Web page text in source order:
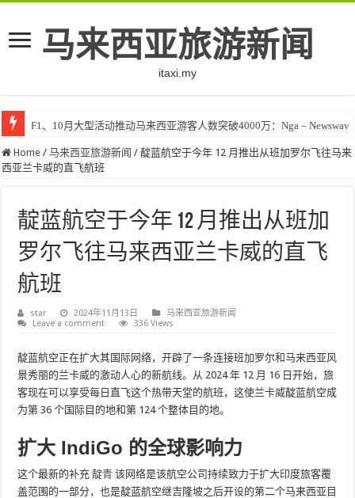
马来西亚旅游新闻
itaxi.my
F1、10月大型活动推动马来西亚游客人数突破4000万：Nga – Newswav
Home / 马来西亚旅游新闻 / 靛蓝航空于今年 12 月推出从班加罗尔飞往马来
西亚兰卡威的直飞航班
靛蓝航空于今年 12 月推出从班加
罗尔飞往马来西亚兰卡威的直飞
航班
star 2024年11月13日
马来西亚旅游新闻
Leave a comment
336 Views
靛蓝航空正在扩大其国际网络，开辟了一条连接班加罗尔和马来西亚风
景秀丽的兰卡威的激动人心的新航线。从 2024 年 12 月 16 日开始，旅
客现在可以享受每日直飞这个热带天堂的航班，这使兰卡威靛蓝航空成
为第 36 个国际目的地和第 124 个整体目的地。
扩大 IndiGo 的全球影响力
这个最新的补充靛青 该网络是该航空公司持续致力于扩大印度旅客覆
盖范围的一部分，也是靛蓝航空继吉隆坡之后开设的第二个马来西亚目